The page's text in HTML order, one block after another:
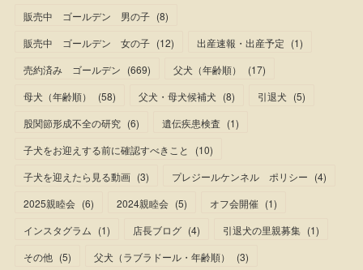
販売中 ゴールデン 男の子 (8)
販売中 ゴールデン 女の子 (12) 出産速報・出産予定 (1)
売約済み ゴールデン (669) 父犬（年齢順） (17)
母犬（年齢順）
(58) 父犬・母犬候補犬 (8) 引退犬 (5)
股関節形成不全の研究 (6) 遺伝疾患検査 (1)
子犬をお迎えする前に確認すべきこと
(10)
子犬を迎えたら見る動画 (3) プレジールケンネル ポリシー (4)
2025親睦会 (6) 2024親睦会 (5) オフ会開催 (1)
インスタグラム (1) 店長ブログ (4) 引退犬の里親募集 (1)
その他 (5) 父犬（ラブラドール・年齢順） (3)